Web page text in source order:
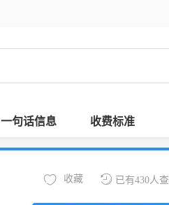
一句话信息 收费标准
已有430人
收藏